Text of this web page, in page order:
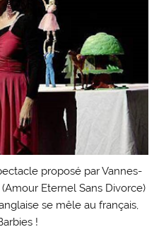
proposé par Vannes-
Eternel Sans Divorce)
se mêle au français,
!